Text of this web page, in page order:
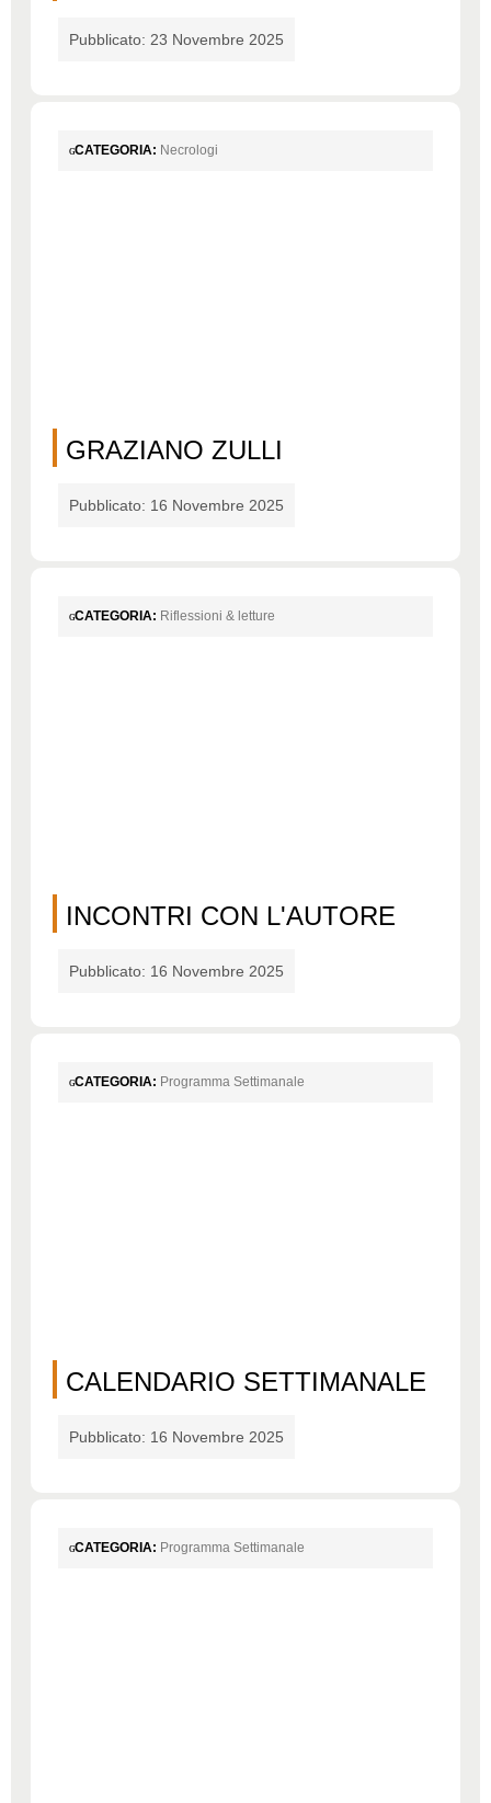
Pubblicato: 23 Novembre 2025
CATEGORIA: Necrologi
GRAZIANO ZULLI
Pubblicato: 16 Novembre 2025
CATEGORIA: Riflessioni & letture
INCONTRI CON L'AUTORE
Pubblicato: 16 Novembre 2025
CATEGORIA: Programma Settimanale
CALENDARIO SETTIMANALE
Pubblicato: 16 Novembre 2025
CATEGORIA: Programma Settimanale